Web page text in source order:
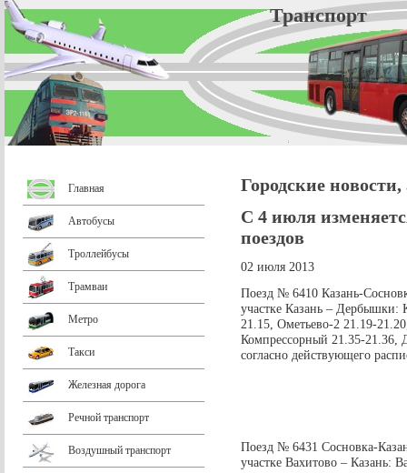
Главная
Автобусы
Троллейбусы
Трамваи
Метро
Такси
Железная дорога
Речной транспорт
Воздушный транспорт
Городские
С 4 июля
поездов
02 июля 2013
Поезд № 6410 Казань-
участке Казань – Дербышки:
21.15, Ометьево-2 21.19-
Компрессорный 21.35-21.36,
согласно действующего
Поезд № 6431 Сосновка-
участке Вахитово – Казань: